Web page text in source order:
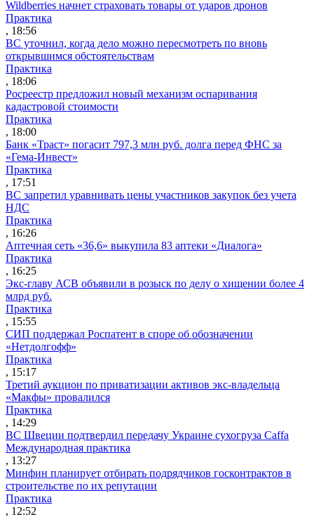
Wildberries начнет страховать товары от ударов дронов
Практика
, 18:56
ВС уточнил, когда дело можно пересмотреть по вновь
открывшимся обстоятельствам
Практика
, 18:06
Росреестр предложил новый механизм оспаривания
кадастровой стоимости
Практика
, 18:00
Банк «Траст» погасит 797,3 млн руб. долга перед ФНС за
«Гема-Инвест»
Практика
, 17:51
ВС запретил уравнивать цены участников закупок без учета
НДС
Практика
, 16:26
Аптечная сеть «36,6» выкупила 83 аптеки «Диалога»
Практика
, 16:25
Экс-главу АСВ объявили в розыск по делу о хищении более 4
млрд руб.
Практика
, 15:55
СИП поддержал Роспатент в споре об обозначении
«Нетдолгофф»
Практика
, 15:17
Третий аукцион по приватизации активов экс-владельца
«Макфы» провалился
Практика
, 14:29
ВС Швеции подтвердил передачу Украине сухогруза Caffa
Международная практика
, 13:27
Минфин планирует отбирать подрядчиков госконтрактов в
строительстве по их репутации
Практика
, 12:52